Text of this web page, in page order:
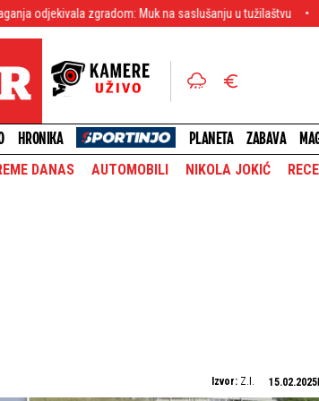
zgradom: Muk na saslušanju u tužilaštvu "Ne želim da
HRONIKA PLANETA ZABAVA
DANAS AUTOMOBILI NIKOLA JOKIĆ
Izvor: Z.I. 15.02.2025